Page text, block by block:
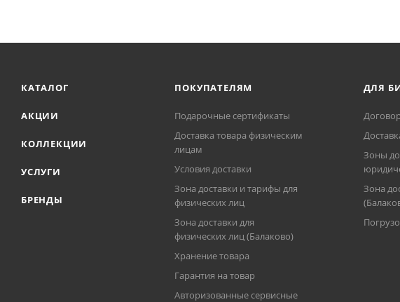
КАТАЛОГ
АКЦИИ
КОЛЛЕКЦИИ
УСЛУГИ
БРЕНДЫ
ПОКУПАТЕЛЯМ
Подарочные сертификаты
Доставка товара физическим
лицам
Условия доставки
Зона доставки и тарифы для
физических лиц
Зона доставки для
физических лиц (Балаково)
Хранение товара
Гарантия на товар
Авторизованные сервисные
ДЛЯ
Зоны
Зона